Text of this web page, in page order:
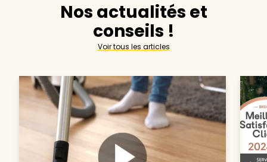
Nos actualités et
conseils !
Voir tous les articles